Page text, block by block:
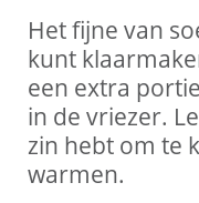
Het fijne van
kunt
een extra
in de vriezer.
zin hebt om te
warmen.